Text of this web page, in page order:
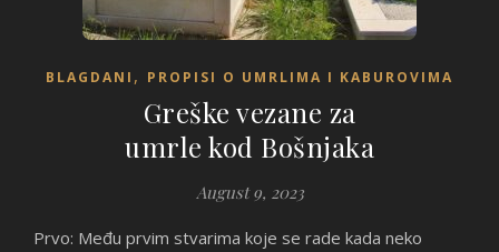
BLAGDANI , PROPISI O UMRLIMA I KABUROVIMA
Greške vezane za
umrle kod Bošnjaka
August 9, 2023
Prvo: Među prvim stvarima koje se rade kada neko